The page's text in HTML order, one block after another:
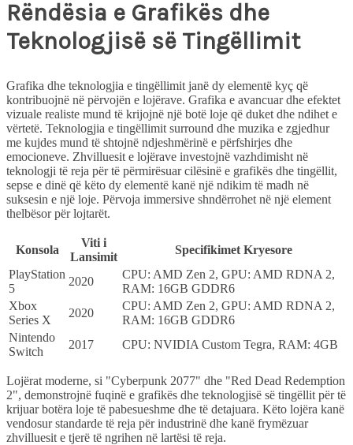
Rëndësia e Grafikës dhe
Teknologjisë së Tingëllimit
Grafika dhe teknologjia e tingëllimit janë dy elementë kyç që
kontribuojnë në përvojën e lojërave. Grafika e avancuar dhe efektet
vizuale realiste mund të krijojnë një botë loje që duket dhe ndihet e
vërtetë. Teknologjia e tingëllimit surround dhe muzika e zgjedhur
me kujdes mund të shtojnë ndjeshmërinë e përfshirjes dhe
emocioneve. Zhvilluesit e lojërave investojnë vazhdimisht në
teknologji të reja për të përmirësuar cilësinë e grafikës dhe tingëllit,
sepse e dinë që këto dy elementë kanë një ndikim të madh në
suksesin e një loje. Përvoja immersive shndërrohet në një element
thelbësor për lojtarët.
Konsola
Viti i
Lansimit
Specifikimet Kryesore
PlayStation
5
2020
CPU: AMD Zen 2, GPU: AMD RDNA 2,
RAM: 16GB GDDR6
Xbox
Series X
2020
CPU: AMD Zen 2, GPU: AMD RDNA 2,
RAM: 16GB GDDR6
Nintendo
Switch
2017 CPU: NVIDIA Custom Tegra, RAM: 4GB
Lojërat moderne, si "Cyberpunk 2077" dhe "Red Dead Redemption
2", demonstrojnë fuqinë e grafikës dhe teknologjisë së tingëllit për të
krijuar botëra loje të pabesueshme dhe të detajuara. Këto lojëra kanë
vendosur standarde të reja për industrinë dhe kanë frymëzuar
zhvilluesit e tjerë të ngrihen në lartësi të reja.